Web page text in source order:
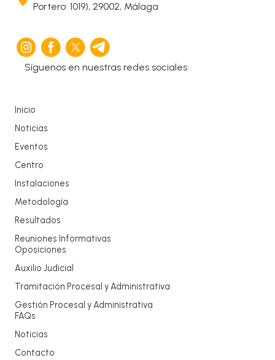
Portero: 1019), 29002, Málaga
Síguenos en nuestras redes sociales
Inicio
Noticias
Eventos
Centro
Instalaciones
Metodología
Resultados
Reuniones Informativas
Oposiciones
Auxilio Judicial
Tramitación Procesal y Administrativa
Gestión Procesal y Administrativa
FAQs
Noticias
Contacto